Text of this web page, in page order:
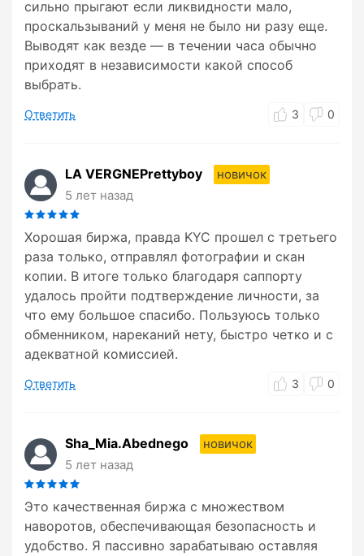
сильно прыгают если ликвидности мало,
проскальзываний у меня не было ни разу еще.
Выводят как везде — в течении часа обычно
приходят в независимости какой способ
выбрать.
Ответить 3 0
LA VERGNEPrettyboy
новичок
5 лет назад
Хорошая биржа, правда KYC прошел с третьего
раза только, отправлял фотографии и скан
копии. В итоге только благодаря саппорту
удалось пройти подтверждение личности, за
что ему большое спасибо. Пользуюсь только
обменником, нареканий нету, быстро четко и с
адекватной комиссией.
Ответить 3 0
Sha_Mia.Abednego
новичок
5 лет назад
Это качественная биржа с множеством
наворотов, обеспечивающая безопасность и
удобство. Я пассивно зарабатываю оставляя